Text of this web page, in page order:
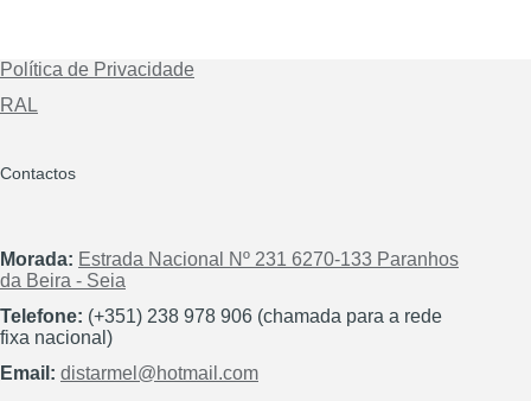
Política de Privacidade
RAL
Contactos
Morada: Estrada Nacional Nº 231 6270-133 Paranhos
da Beira - Seia
Telefone: (+351) 238 978 906 (chamada para a rede
fixa nacional)
Email: distarmel@hotmail.com